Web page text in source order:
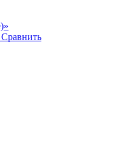
Сравнить